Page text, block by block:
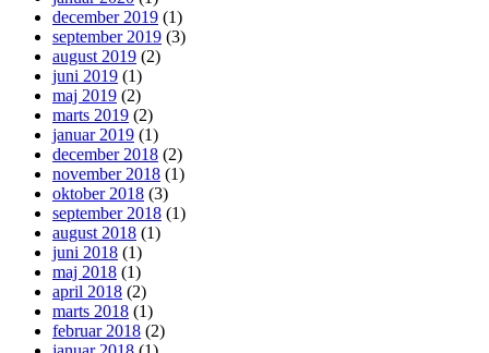
december 2019 (1)
september 2019 (3)
august 2019 (2)
juni 2019 (1)
maj 2019 (2)
marts 2019 (2)
januar 2019 (1)
december 2018 (2)
november 2018 (1)
oktober 2018 (3)
september 2018 (1)
august 2018 (1)
juni 2018 (1)
maj 2018 (1)
april 2018 (2)
marts 2018 (1)
februar 2018 (2)